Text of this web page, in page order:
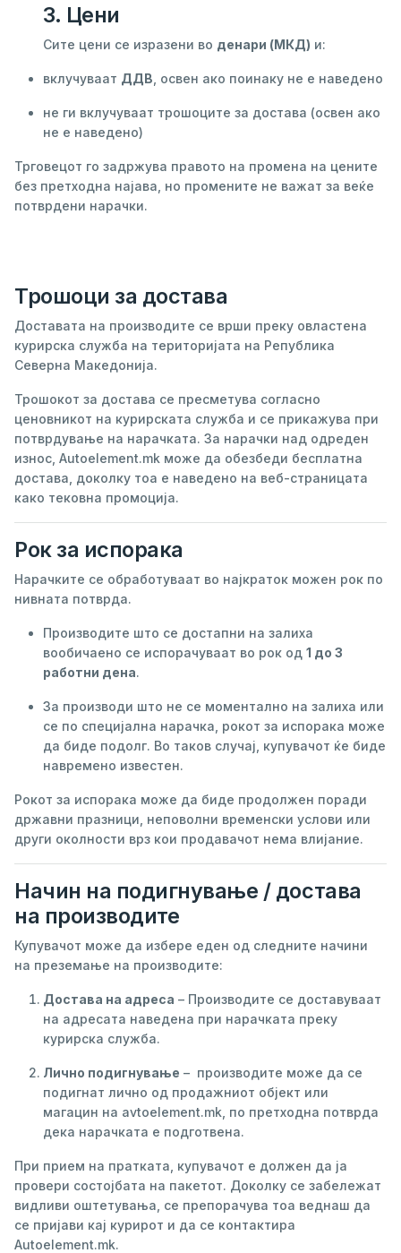
3. Цени
Сите цени се изразени во денари (МКД) и:
вклучуваат ДДВ , освен ако поинаку не е наведено
не ги вклучуваат трошоците за достава (освен ако
не е наведено)
Трговецот го задржува правото на промена на цените
без претходна најава, но промените не важат за веќе
потврдени нарачки.
Трошоци за достава
Доставата на производите се врши преку овластена
курирска служба на територијата на Република
Северна Македонија.
Трошокот за достава се пресметува согласно
ценовникот на курирската служба и се прикажува при
потврдување на нарачката. За нарачки над одреден
износ, Autoelement.mk може да обезбеди бесплатна
достава, доколку тоа е наведено на веб-страницата
како тековна промоција.
Рок за испорака
Нарачките се обработуваат во најкраток можен рок по
нивната потврда.
Производите што се достапни на залиха
вообичаено се испорачуваат во рок од 1 до 3
работни дена.
За производи што не се моментално на залиха или
се по специјална нарачка, рокот за испорака може
да биде подолг. Во таков случај, купувачот ќе биде
навремено известен.
Рокот за испорака може да биде продолжен поради
државни празници, неповолни временски услови или
други околности врз кои продавачот нема влијание.
Начин на подигнување / достава
на производите
Купувачот може да избере еден од следните начини
на преземање на производите:
Достава на адреса – Производите се доставуваат
на адресата наведена при нарачката преку
курирска служба.
Лично подигнување – производите може да се
подигнат лично од продажниот објект или
магацин на аvtoelement.mk, по претходна потврда
дека нарачката е подготвена.
При прием на пратката, купувачот е должен да ја
провери состојбата на пакетот. Доколку се забележат
видливи оштетувања, се препорачува тоа веднаш да
се пријави кај курирот и да се контактира
Autoelement.mk.